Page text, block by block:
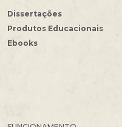
Dissertações
Produtos Educacionais
Ebooks